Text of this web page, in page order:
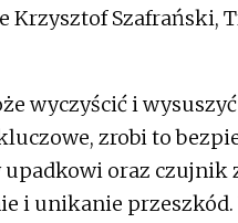
Krzysztof Szafrański,
wyczyścić i wysuszyć
zrobi to
upadkowi oraz
i unikanie przeszkód.